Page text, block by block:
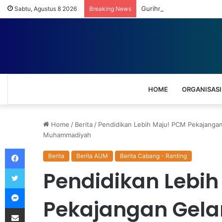
Sabtu, Agustus 8 2026 Breaking News Gurihnya Bisnis UMKM
HOME ORGANISASI
Home / Berita / Pendidikan Lebih Maju! PCM
Muhammadiyah
Berita Berita AUM Berita Cabang - Ranting
Pendidikan
Pekajangan
Messenger